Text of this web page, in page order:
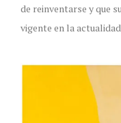
de reinventarse y que
vigente en la